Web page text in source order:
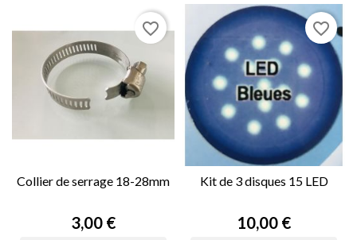
Collier de serrage 18-28mm
Prix
3,00 €
favorite_border
Kit de 3 disques 15 LED
Prix
10,00 €
favorite_border